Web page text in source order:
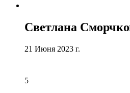
Светлана
21 Июня 2023 г.
5